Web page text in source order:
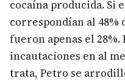
cocaína producida. Si
correspondían al 48%
fueron apenas el
incautaciones en al
trata, Petro se